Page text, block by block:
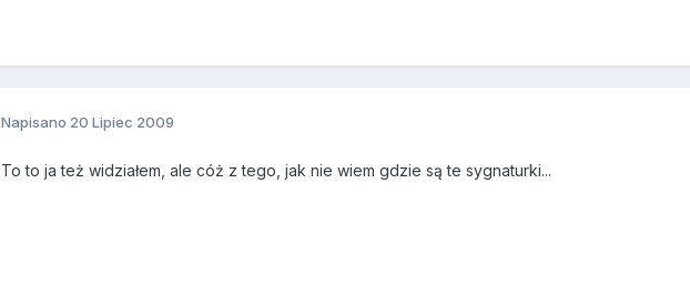
Napisano 20 Lipiec 2009
To to ja też widziałem, ale cóż z tego, jak nie wiem gdzie są te sygnaturki...